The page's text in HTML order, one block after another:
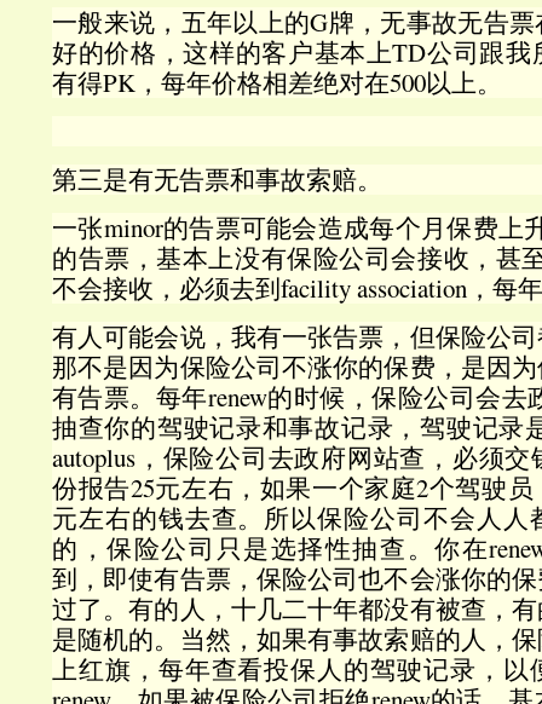
一般来说，五年以上的G牌，无事故无告
好的价格，这样的客户基本上TD公司跟
有得PK，每年价格相差绝对在500以上。
第三是有无告票和事故索赔。
一张minor的告票可能会造成每个月保费上
的告票，基本上没有保险公司会接收，甚至
不会接收，必须去到facility association，每
有人可能会说，我有一张告票，但保险公
那不是因为保险公司不涨你的保费，是因
有告票。每年renew的时候，保险公司会去
抽查你的驾驶记录和事故记录，驾驶记录
autoplus，保险公司去政府网站查，必须
份报告25元左右，如果一个家庭2个驾驶
元左右的钱去查。所以保险公司不会人人
的，保险公司只是选择性抽查。你在
到，即使有告票，保险公司也不会涨你的
过了。有的人，十几二十年都没有被查，
是随机的。当然，如果有事故索赔的人，
上红旗，每年查看投保人的驾驶记录，以